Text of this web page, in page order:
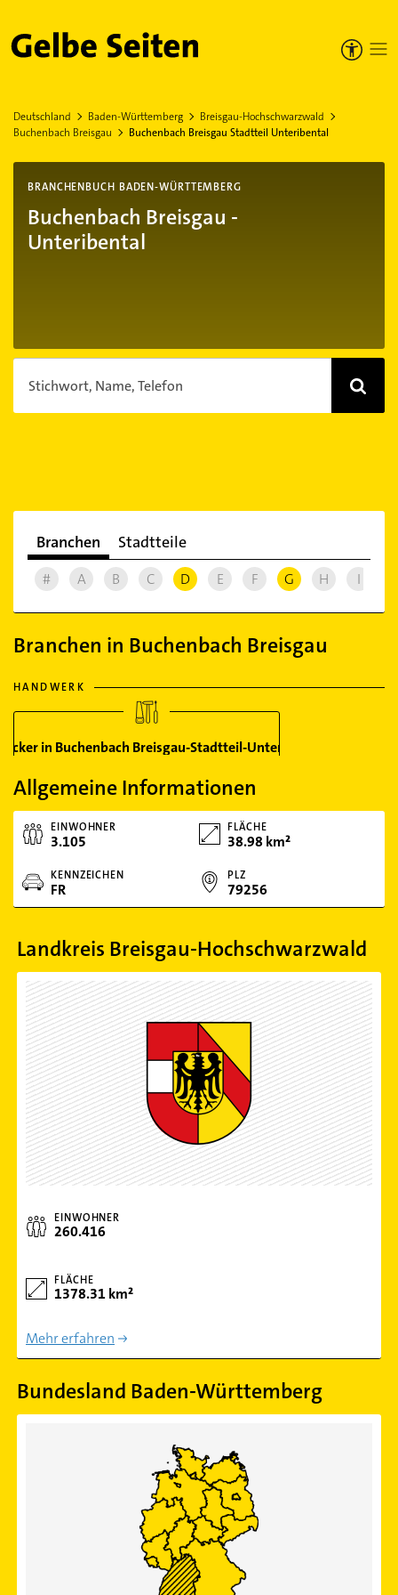
Gelbe Seiten
Deutschland Baden-Württemberg
Breisgau-Hochschwarzwald
Buchenbach Breisgau
Buchenbach Breisgau Stadtteil Unteribental
BRANCHENBUCH BADEN-WÜRTTEMBERG
Buchenbach Breisgau -
Unteribental
Stichwort, Name, Telefon
Branchen Stadtteile
# A B C D E F G H I
Branchen in Buchenbach Breisgau
HANDWERK
in Buchenbach Breisgau-Stadtteil-Unteribental
Allgemeine Informationen
EINWOHNER
3.105
FLÄCHE
38.98 km²
KENNZEICHEN
FR
PLZ
79256
Landkreis Breisgau-Hochschwarzwald
EINWOHNER
260.416
FLÄCHE
1378.31 km²
Mehr erfahren
Bundesland Baden-Württemberg